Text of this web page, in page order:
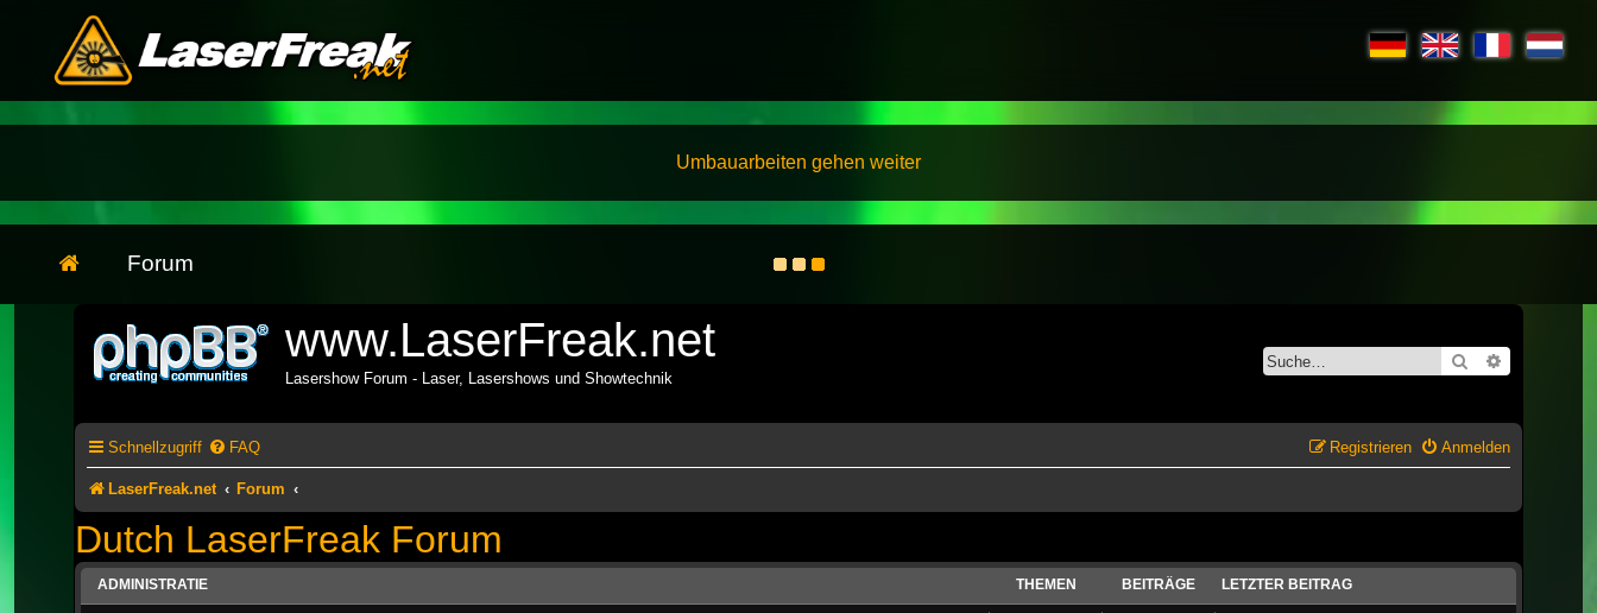
Umbauarbeiten gehen weiter
Forum
www.LaserFreak.net
Lasershow Forum - Laser, Lasershows und Showtechnik
Suche
Schnellzugriff FAQ Anmelden
Registrieren
LaserFreak.net Forum
Dutch LaserFreak Forum
ADMINISTRATIE THEMEN BEITRÄGE LETZTER BEITRAG